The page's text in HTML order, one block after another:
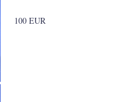
100 EUR